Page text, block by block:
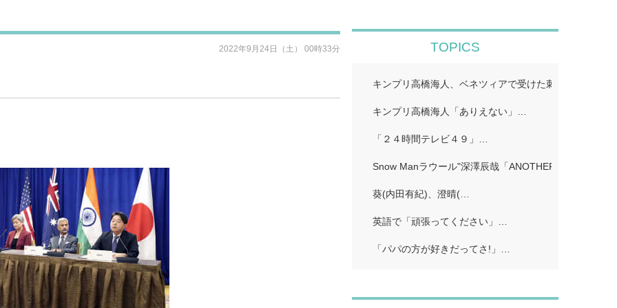
2022年9月24日（土） 00時33分 TOPICS
キンプリ高橋海人、ベネツィアで受けた刺激「すごく
キンプリ高橋海人「ありえない」…
「２４時間テレビ４９」…
Snow Manラウール"深澤辰哉「ANOTHER SKY」…
葵(内田有紀)、澄晴(…
英語で「頑張ってください」…
「パパの方が好きだってさ!」…